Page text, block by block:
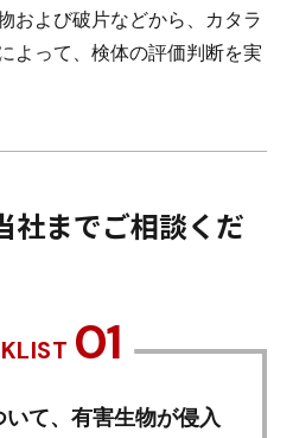
および破片などから、カタラ
よって、検体の評価判断を実
社までご相談くだ
01
て、有害生物が侵入